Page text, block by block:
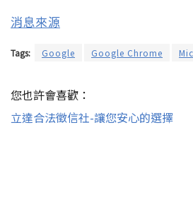
消息來源
Tags: Google Google Chrome
您也許會喜歡：
立達合法徵信社-讓您安心的選擇